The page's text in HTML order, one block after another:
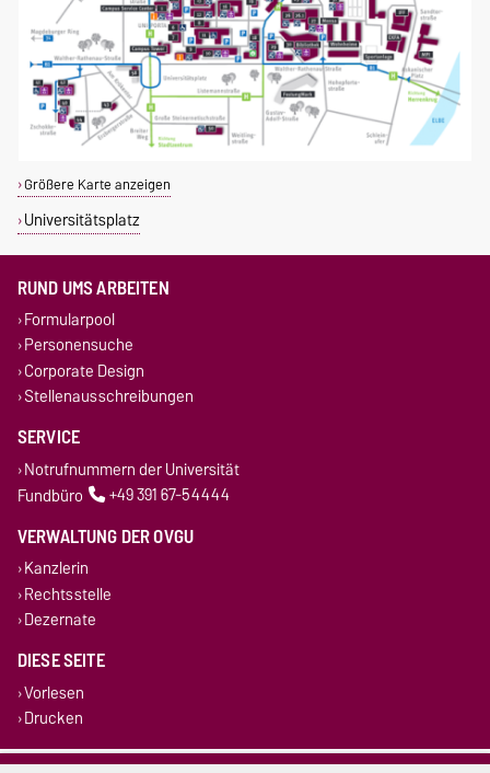
Größere Karte anzeigen
Universitätsplatz
RUND UMS ARBEITEN
Formularpool
Personensuche
Corporate Design
Stellenausschreibungen
SERVICE
Notrufnummern der Universität
Fundbüro
+49 391 67-54444
VERWALTUNG DER OVGU
Kanzlerin
Rechtsstelle
Dezernate
DIESE SEITE
Vorlesen
Drucken